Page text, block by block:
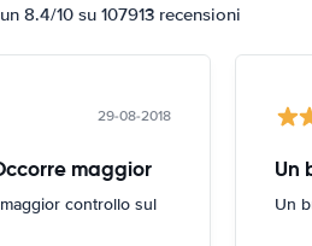
8.4/10 su 107913 recensioni
29-08-2018
maggior
controllo sul
Un
Un